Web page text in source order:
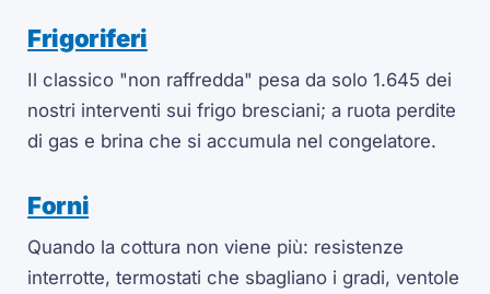
Frigoriferi
Il classico "non raffredda" pesa da solo 1.645 dei
nostri interventi sui frigo bresciani; a ruota perdite
di gas e brina che si accumula nel congelatore.
Forni
Quando la cottura non viene più: resistenze
interrotte, termostati che sbagliano i gradi, ventole